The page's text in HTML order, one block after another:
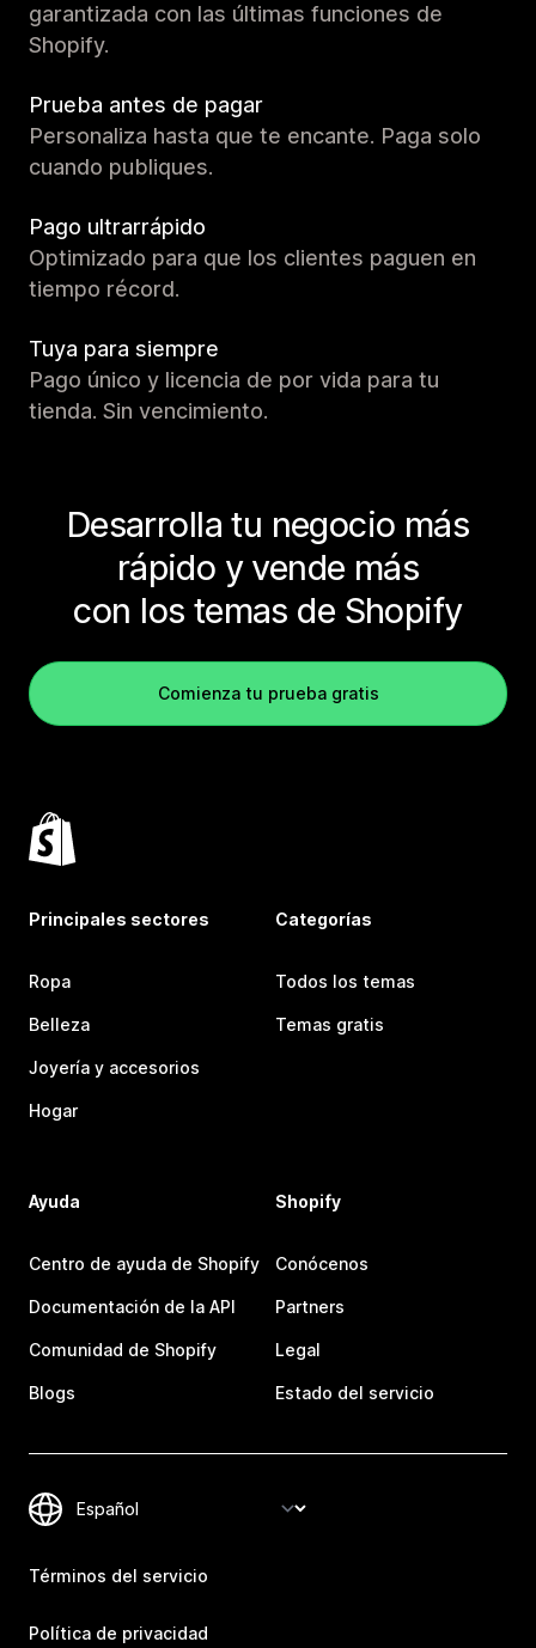
garantizada con las últimas funciones de
Shopify.
Prueba antes de pagar
Personaliza hasta que te encante. Paga solo
cuando publiques.
Pago ultrarrápido
Optimizado para que los clientes paguen en
tiempo récord.
Tuya para siempre
Pago único y licencia de por vida para tu
tienda. Sin vencimiento.
Desarrolla tu negocio más
rápido y vende más
con los temas de Shopify
Comienza tu prueba gratis
Principales sectores
Ropa
Belleza
Joyería y accesorios
Hogar
Categorías
Todos los temas
Temas gratis
Ayuda
Centro de ayuda de Shopify
Documentación de la API
Comunidad de Shopify
Blogs
Shopify
Conócenos
Partners
Legal
Estado del servicio
Términos del servicio
Política de privacidad